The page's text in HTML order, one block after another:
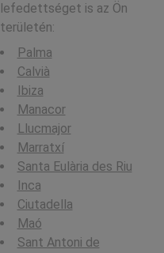
lefedettséget is az Ön
területén:
Palma
Calvià
Ibiza
Manacor
Llucmajor
Marratxí
Santa Eulària des Riu
Inca
Ciutadella
Maó
Sant Antoni de